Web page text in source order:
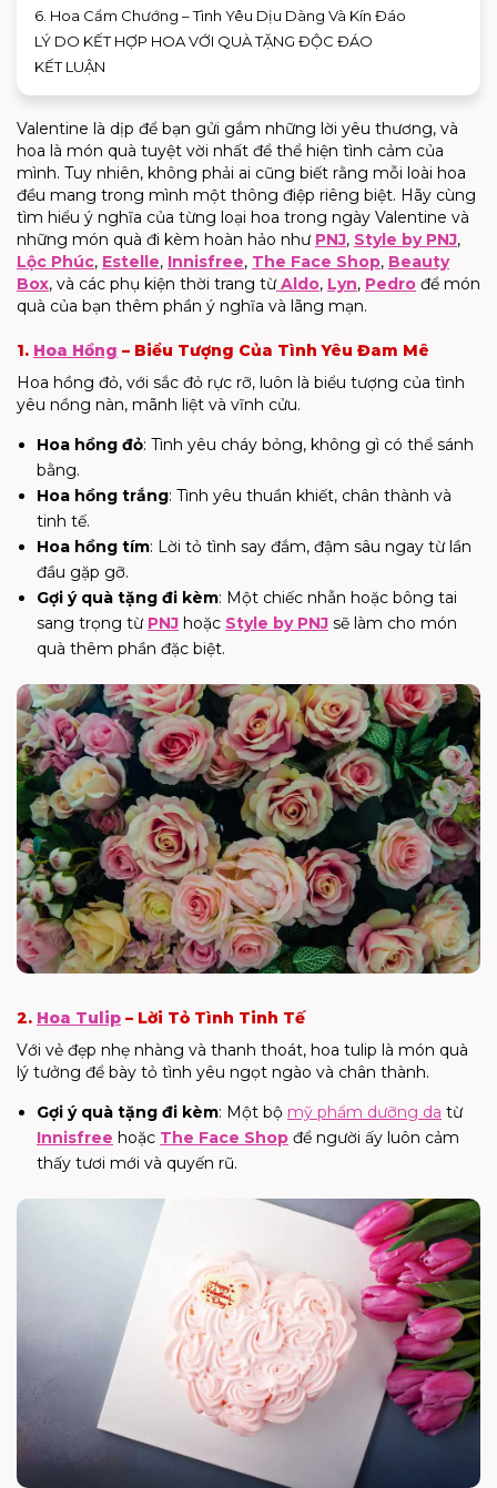
6. Hoa Cẩm Chướng – Tình Yêu Dịu Dàng Và Kín Đáo
LÝ DO KẾT HỢP HOA VỚI QUÀ TẶNG ĐỘC ĐÁO
KẾT LUẬN
Valentine là dịp để bạn gửi gắm những lời yêu thương, và
hoa là món quà tuyệt vời nhất để thể hiện tình cảm của
mình. Tuy nhiên, không phải ai cũng biết rằng mỗi loài hoa
đều mang trong mình một thông điệp riêng biệt. Hãy cùng
tìm hiểu ý nghĩa của từng loại hoa trong ngày Valentine và
những món quà đi kèm hoàn hảo như PNJ, Style by PNJ,
Lộc Phúc, Estelle, Innisfree, The Face Shop, Beauty
Box, và các phụ kiện thời trang từ Aldo, Lyn, Pedro để món
quà của bạn thêm phần ý nghĩa và lãng mạn.
1. Hoa Hồng – Biểu Tượng Của Tình Yêu Đam Mê
Hoa hồng đỏ, với sắc đỏ rực rỡ, luôn là biểu tượng của tình
yêu nồng nàn, mãnh liệt và vĩnh cửu.
Hoa hồng đỏ: Tình yêu cháy bỏng, không gì có thể sánh
bằng.
Hoa hồng trắng: Tình yêu thuần khiết, chân thành và
tinh tế.
Hoa hồng tím: Lời tỏ tình say đắm, đậm sâu ngay từ lần
đầu gặp gỡ.
Gợi ý quà tặng đi kèm: Một chiếc nhẫn hoặc bông tai
sang trọng từ PNJ hoặc Style by PNJ sẽ làm cho món
quà thêm phần đặc biệt.
2. Hoa Tulip – Lời Tỏ Tình Tinh Tế
Với vẻ đẹp nhẹ nhàng và thanh thoát, hoa tulip là món quà
lý tưởng để bày tỏ tình yêu ngọt ngào và chân thành.
Gợi ý quà tặng đi kèm: Một bộ mỹ phẩm dưỡng da từ
Innisfree hoặc The Face Shop để người ấy luôn cảm
thấy tươi mới và quyến rũ.